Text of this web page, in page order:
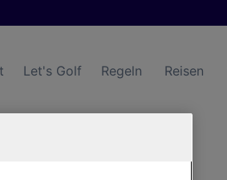
Let's Golf Regeln Reisen